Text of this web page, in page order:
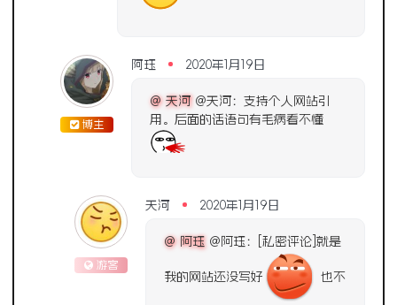
博主
阿珏 2020年1月19日
@ 天河 @天河：支持个人网站引
用。后面的话语句有毛病看不懂
游客
天河 2020年1月19日
@ 阿珏 @阿珏：[私密评论]就是
我的网站还没写好 也不